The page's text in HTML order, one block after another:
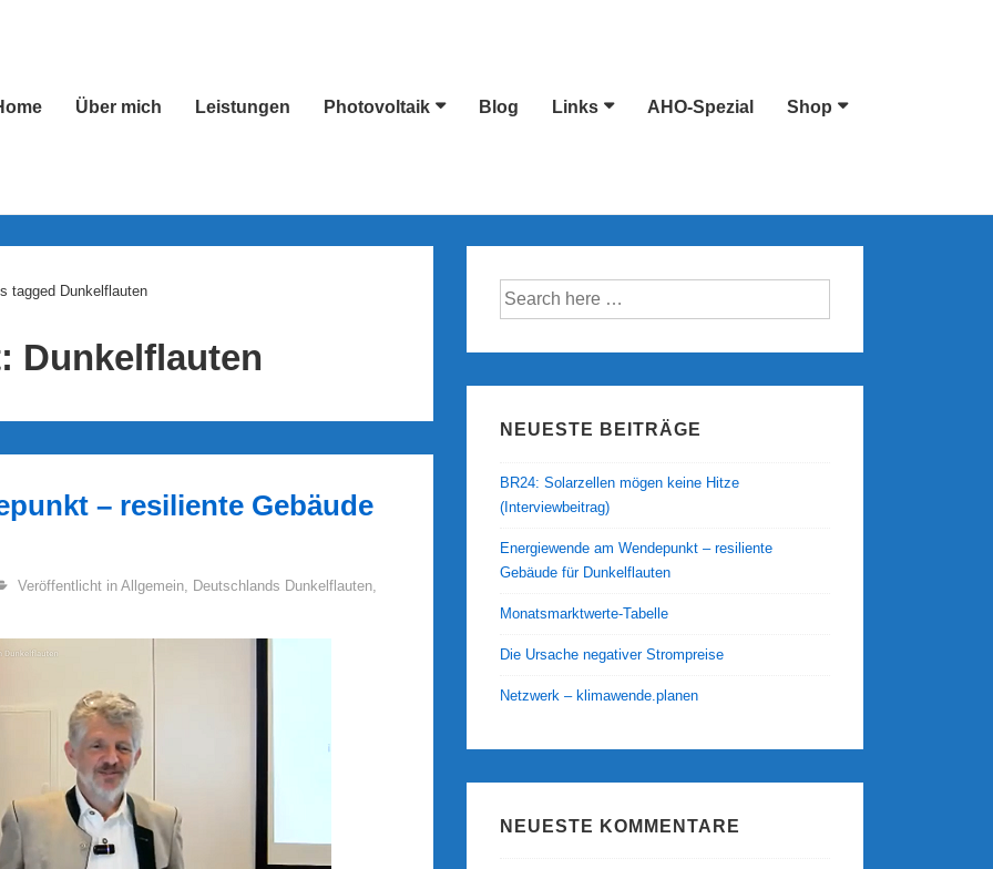
Über mich Leistungen Photovoltaik Blog Links AHO-Spezial Shop
tagged Dunkelflauten
Dunkelflauten
– resiliente Gebäude
Veröffentlicht in Allgemein, Deutschlands Dunkelflauten,
Suche
nach:
NEUESTE BEITRÄGE
BR24: Solarzellen mögen keine Hitze
(Interviewbeitrag)
Energiewende am Wendepunkt – resiliente
Gebäude für Dunkelflauten
Monatsmarktwerte-Tabelle
Die Ursache negativer Strompreise
Netzwerk – klimawende.planen
NEUESTE KOMMENTARE